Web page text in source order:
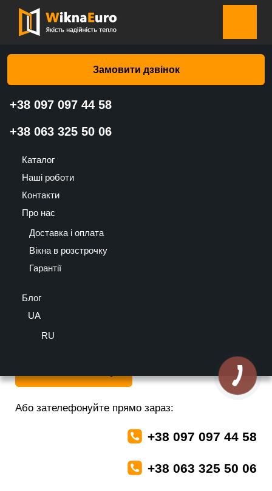
Замовити дзвінок
+38 097 097 44 58
+38 063 325 50 06
Каталог
Наші роботи
Контакти
Про нас
Доставка і оплата
Вікна в розстрочку
Гарантії
Блог
UA
RU
Головна сторінка»Каталог
Срібний (Валько)
Водозлив Срібний (Валько)
102
оцінка
Матеріал: Сталь,
Вид поверхні: Глянець,
Колір: Срібний
Важливо! Колір товару може відрізнятися від представленого на
Або зателефонуйте прямо зараз:
+38 097 097 44 58
+38 063 325 50 06